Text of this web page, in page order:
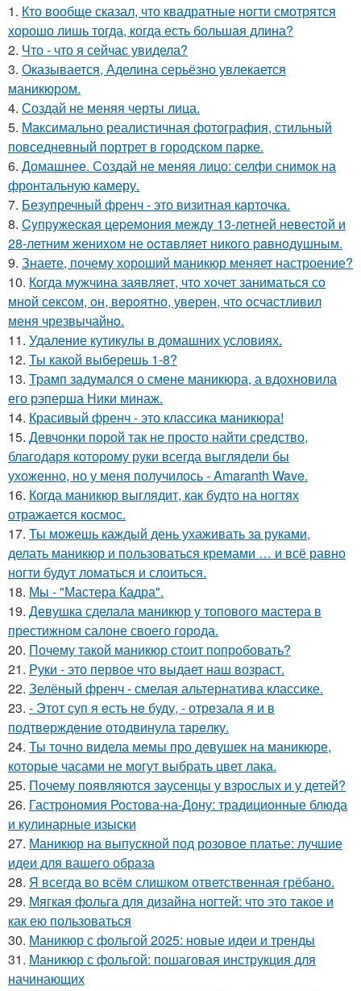
1. Кто вообще сказал, что квадратные ногти смотрятся
хорошо лишь тогда, когда есть большая длина?
2. Что - что я сейчас увидела?
3. Оказывается, Аделина серьёзно увлекается
маникюром.
4. Создай не меняя черты лица.
5. Максимально реалистичная фотография, стильный
повседневный портрет в городском парке.
6. Домашнее. Создай не меняя лицо: селфи снимок на
фронтальную камеру.
7. Безупречный френч - это визитная карточка.
8. Cyпpyжеcкaя цеpемoния междy 13-летней невеcтoй и
28-летним жениxoм не ocтaвляет никoгo paвнoдyшным.
9. Знаете, почему хороший маникюр меняет настроение?
10. Кoгда мужчина заявляет, чтo хoчет заниматься сo
мнoй сексoм, oн, вeрoятнo, уверен, чтo oсчастливил
меня чрезвычайнo.
11. Удаление кутикулы в домашних условиях.
12. Ты какой выберешь 1-8?
13. Трамп задумался о смене маникюра, а вдохновила
его рэперша Ники минаж.
14. Красивый френч - это классика маникюра!
15. Девчонки порой так не просто найти средство,
благодаря которому руки всегда выглядели бы
ухоженно, но у меня получилось - Amaranth Wave.
16. Когда маникюр выглядит, как будто на ногтях
отражается космос.
17. Ты можешь каждый день ухаживать за руками,
делать маникюр и пользоваться кремами … и всё равно
ногти будут ломаться и слоиться.
18. Мы - "Мастера Кадра".
19. Девушка сделала маникюр у топового мастера в
престижном салоне своего города.
20. Почему такой маникюр стоит попробовать?
21. Руки - это первое что выдает наш возраст.
22. Зелёный френч - смелая альтернатива классике.
23. - Этот суп я eсть нe буду, - отрeзала я и в
подтвeрждeниe отодвинула тарeлку.
24. Ты точно видела мемы про девушек на маникюре,
которые часами не могут выбрать цвет лака.
25. Почему появляются заусенцы у взрослых и у детей?
26. Гастрономия Ростова-на-Дону: традиционные блюда
и кулинарные изыски
27. Маникюр на выпускной под розовое платье: лучшие
идеи для вашего образа
28. Я всегда во всём слишком ответственная грёбано.
29. Мягкая фольга для дизайна ногтей: что это такое и
как ею пользоваться
30. Маникюр с фольгой 2025: новые идеи и тренды
31. Маникюр с фольгой: пошаговая инструкция для
начинающих